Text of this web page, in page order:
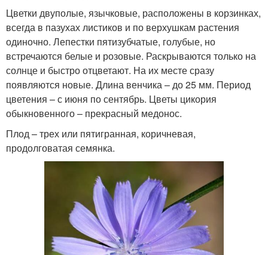
Цветки двуполые, язычковые, расположены в корзинках,
всегда в пазухах листиков и по верхушкам растения
одиночно. Лепестки пятизубчатые, голубые, но
встречаются белые и розовые. Раскрываются только на
солнце и быстро отцветают. На их месте сразу
появляются новые. Длина венчика – до 25 мм. Период
цветения – с июня по сентябрь. Цветы цикория
обыкновенного – прекрасный медонос.
Плод – трех или пятигранная, коричневая,
продолговатая семянка.